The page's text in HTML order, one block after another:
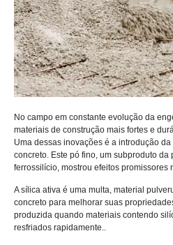
No campo em constante evolução da
materiais de construção mais fortes e
Uma dessas inovações é a introdução
concreto. Este pó fino, um subproduto
ferrossilício, mostrou efeitos promissores
A sílica ativa é uma multa, material
concreto para melhorar suas
produzida quando materiais contendo
resfriados rapidamente..